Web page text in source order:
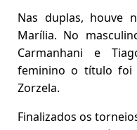
Nas duplas, houve
Marília. No
Carmanhani e
feminino o título foi
Zorzela.
Finalizados os